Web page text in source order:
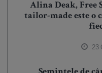
Alina Deak,
tailor-made este o
23